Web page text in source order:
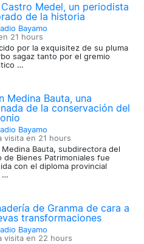
Medel, un periodista
de la historia
Bayamo
21 hours
por la exquisitez de su pluma
sagaz tanto por el gremio
…
Medina Bauta, una
de la conservación del
Bayamo
visita en 21 hours
Medina Bauta, subdirectora del
de Bienes Patrimoniales fue
con el diploma provincial
…
de Granma de cara a
transformaciones
Bayamo
visita en 22 hours